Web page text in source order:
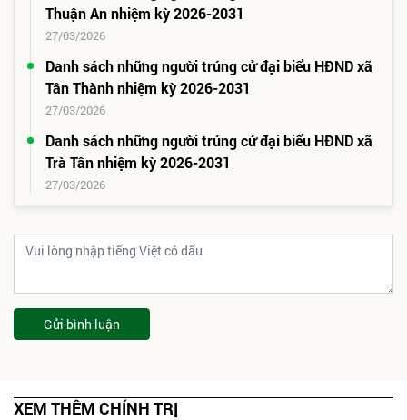
Thuận An nhiệm kỳ 2026-2031
27/03/2026
Danh sách những người trúng cử đại biểu HĐND xã
Tân Thành nhiệm kỳ 2026-2031
27/03/2026
Danh sách những người trúng cử đại biểu HĐND xã
Trà Tân nhiệm kỳ 2026-2031
27/03/2026
Gửi bình luận
XEM THÊM CHÍNH TRỊ